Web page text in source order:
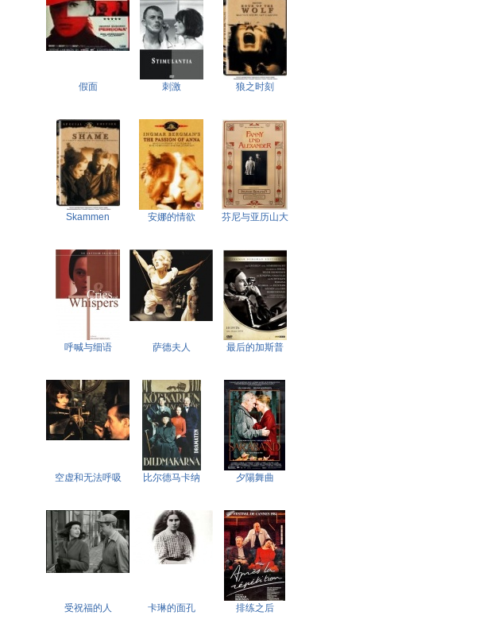
假面 刺激 狼之时刻
Skammen 安娜的情欲 芬尼与亚历山大
呼喊与细语 萨德夫人 最后的加斯普
空虚和无法呼吸 比尔德马卡纳 夕陽舞曲
受祝福的人 卡琳的面孔 排练之后